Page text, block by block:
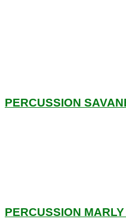
PERCUSSION
PERCUSSION